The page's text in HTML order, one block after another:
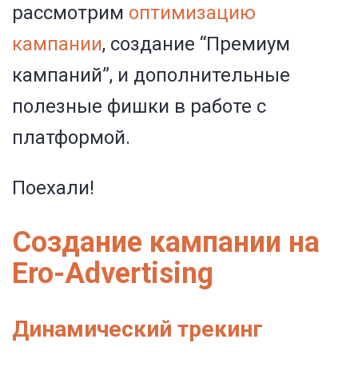
рассмотрим оптимизацию
кампании, создание “Премиум
кампаний”, и дополнительные
полезные фишки в работе с
платформой.
Поехали!
Создание кампании на
Ero-Advertising
Динамический трекинг